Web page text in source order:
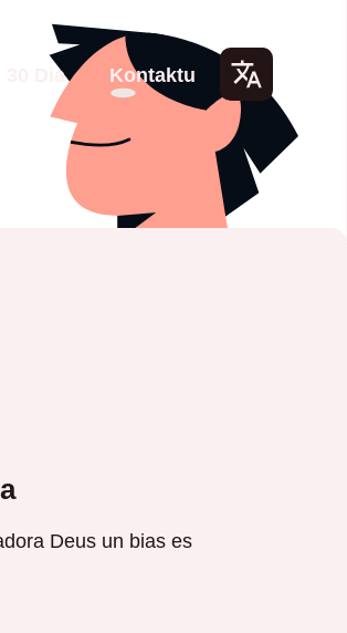
Lang
uage
30 Dia Kontaktu
Deus un bias es